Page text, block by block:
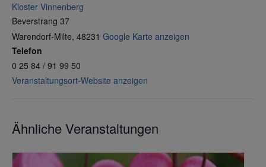
Kloster Vinnenberg
Beverstrang 37
Warendorf-Milte, 48231 Google Karte anzeigen
Telefon
0 25 84 / 91 99 50
Veranstaltungsort-Website anzeigen
Ähnliche Veranstaltungen